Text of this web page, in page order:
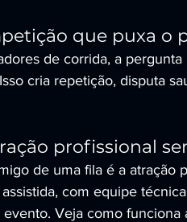
que puxa o
de corrida, a
cria repetição, disputa
profissional
de uma fila é a atração
com equipe
Veja como funciona